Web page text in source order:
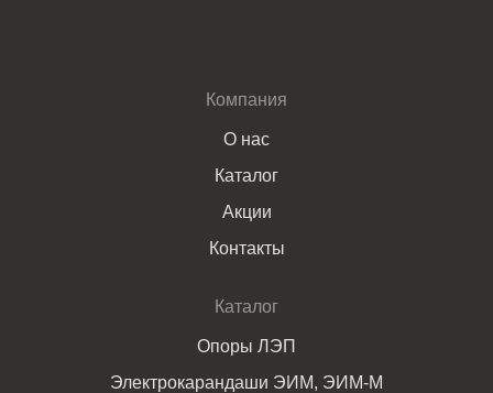
Компания
О нас
Каталог
Акции
Контакты
Каталог
Опоры ЛЭП
Электрокарандаши ЭИМ, ЭИМ-М